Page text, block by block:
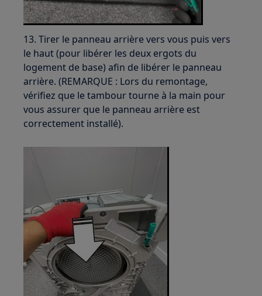
13. Tirer le panneau arrière vers vous puis vers
le haut (pour libérer les deux ergots du
logement de base) afin de libérer le panneau
arrière. (REMARQUE : Lors du remontage,
vérifiez que le tambour tourne à la main pour
vous assurer que le panneau arrière est
correctement installé).